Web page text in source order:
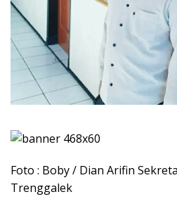
Foto : Boby / Dian Arifin
Trenggalek